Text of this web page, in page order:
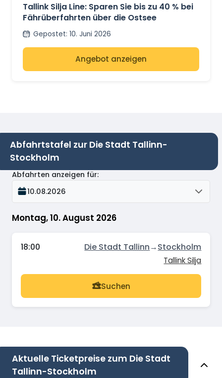
Tallink Silja Line: Sparen Sie bis zu 40 % bei
Fährüberfahrten über die Ostsee
Gepostet: 10. Juni 2026
Angebot anzeigen
Abfahrtstafel zur Die Stadt Tallinn-
Stockholm
Montag, 10. August 2026
Abfahrten anzeigen für:
10.08.2026
18:00 Die Stadt Tallinn→Stockholm
Tallink Silja
Suchen
Aktuelle Ticketpreise zum Die Stadt
Tallinn-Stockholm